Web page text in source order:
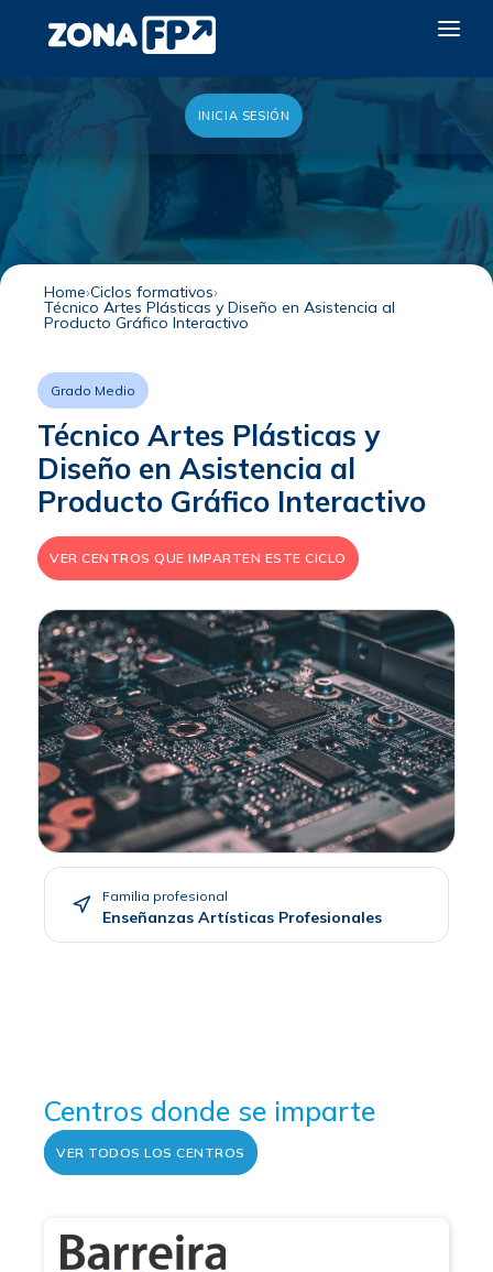
NOTICIAS
QUIERO EXPONER
INICIA SESIÓN
Home Ciclos formativos
Técnico Artes Plásticas y Diseño en Asistencia al
Producto Gráfico Interactivo
Grado Medio
Técnico Artes Plásticas y
Diseño en Asistencia al
Producto Gráfico Interactivo
VER CENTROS QUE IMPARTEN ESTE CICLO
Familia profesional
Enseñanzas Artísticas Profesionales
Centros donde se imparte
VER TODOS LOS CENTROS